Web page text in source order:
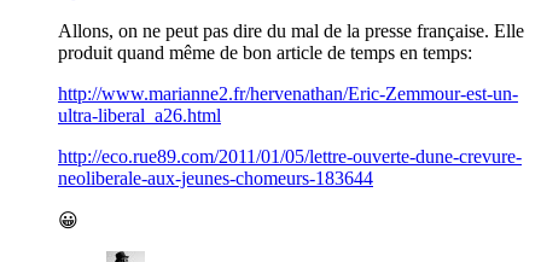
Allons, on ne peut pas dire du mal de la presse française. Elle
produit quand même de bon article de temps en temps:
http://www.marianne2.fr/hervenathan/Eric-Zemmour-est-un-
ultra-liberal_a26.html
http://eco.rue89.com/2011/01/05/lettre-ouverte-dune-crevure-
neoliberale-aux-jeunes-chomeurs-183644
😀